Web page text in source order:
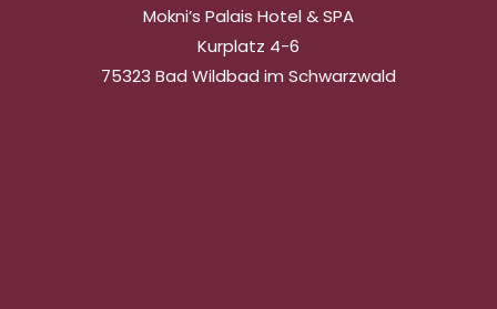
Mokni’s Palais Hotel & SPA
Kurplatz 4-6
75323 Bad Wildbad im Schwarzwald